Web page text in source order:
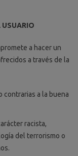
a hacer un
a través de la
contrarias a la buena
racista,
del terrorismo o